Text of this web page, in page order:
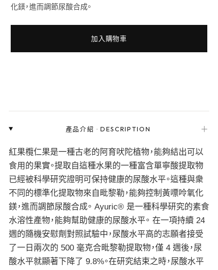
化鎂，進而調節尿酸合成。
加入購物車
產品介紹 ·DESCRIPTION ＋
紅果欖仁果是一種古老的阿育吠陀植物，能夠結出可以
食用的果實。提取自這種水果的一種富含單寧酸提取物
已經被科學研究證明可保持健康的尿酸水平。這種與衆
不同的標準化提取物來自毗黎勒，能夠控制黃嘌呤氧化
鎂，進而調節尿酸合成。 Ayuric® 是一種科學研究的素食
水溶性產物，能夠幫助健康的尿酸水平。 在一項持續 24
週的隨機安慰劑對照試驗中，尿酸水平高的志願者接受
了一日兩次的 500 毫克合毗黎勒提取物，僅 4 週後，尿
酸水平就顯著下降了 9.8%。在研究結束之時，尿酸水平